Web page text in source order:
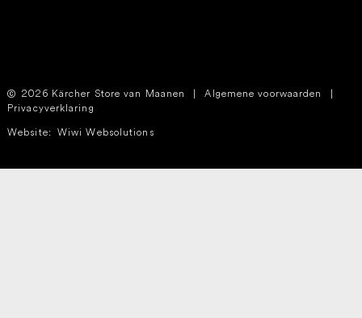
2026 Kärcher Store van Maanen | Algemene voorwaarden
|
Privacyverklaring
Website: Wiwi Websolutions